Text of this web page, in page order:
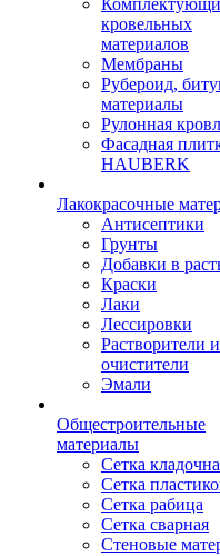
кровельных
материалов
Мембраны
Рубероид,
материалы
Рулонная
Фасадная
HAUBERK
Лакокрасочные
Антисептики
Грунты
Добавки в
Краски
Лаки
Лессировки
Растворители и
очистители
Эмали
Общестроительные
материалы
Сетка
Сетка
Сетка рабица
Сетка сварная
Стеновые